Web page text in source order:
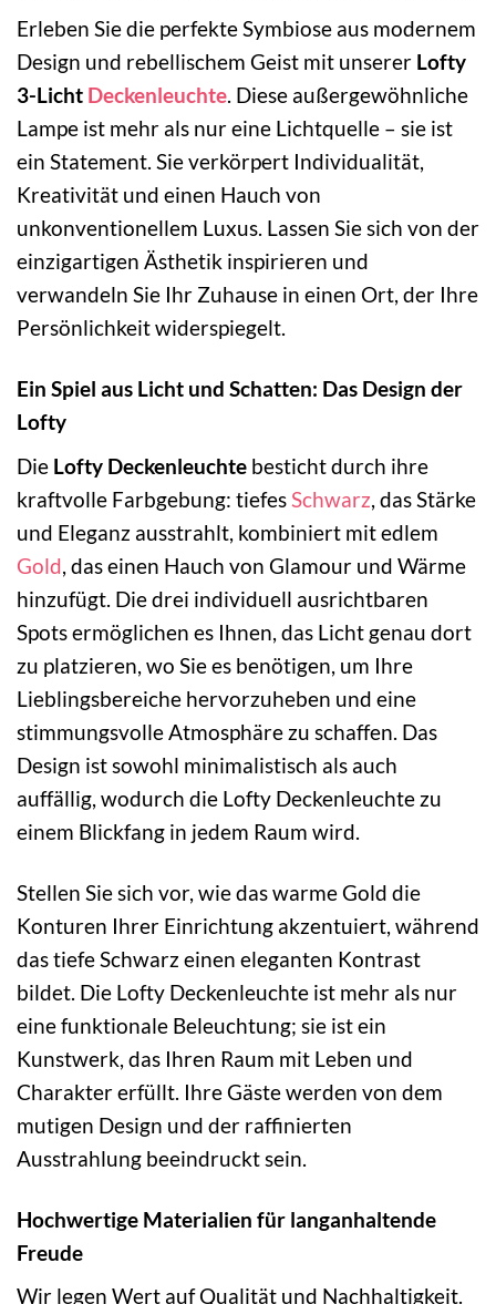
Erleben Sie die perfekte Symbiose aus modernem
Design und rebellischem Geist mit unserer Lofty
3-Licht Deckenleuchte. Diese außergewöhnliche
Lampe ist mehr als nur eine Lichtquelle – sie ist
ein Statement. Sie verkörpert Individualität,
Kreativität und einen Hauch von
unkonventionellem Luxus. Lassen Sie sich von der
einzigartigen Ästhetik inspirieren und
verwandeln Sie Ihr Zuhause in einen Ort, der Ihre
Persönlichkeit widerspiegelt.
Ein Spiel aus Licht und Schatten: Das Design der
Lofty
Die Lofty Deckenleuchte besticht durch ihre
kraftvolle Farbgebung: tiefesSchwarz, das Stärke
und Eleganz ausstrahlt, kombiniert mit edlem
Gold, das einen Hauch von Glamour und Wärme
hinzufügt. Die drei individuell ausrichtbaren
Spots ermöglichen es Ihnen, das Licht genau dort
zu platzieren, wo Sie es benötigen, um Ihre
Lieblingsbereiche hervorzuheben und eine
stimmungsvolle Atmosphäre zu schaffen. Das
Design ist sowohl minimalistisch als auch
auffällig, wodurch die Lofty Deckenleuchte zu
einem Blickfang in jedem Raum wird.
Stellen Sie sich vor, wie das warme Gold die
Konturen Ihrer Einrichtung akzentuiert, während
das tiefe Schwarz einen eleganten Kontrast
bildet. Die Lofty Deckenleuchte ist mehr als nur
eine funktionale Beleuchtung; sie ist ein
Kunstwerk, das Ihren Raum mit Leben und
Charakter erfüllt. Ihre Gäste werden von dem
mutigen Design und der raffinierten
Ausstrahlung beeindruckt sein.
Hochwertige Materialien für langanhaltende
Freude
Wir legen Wert auf Qualität und Nachhaltigkeit.